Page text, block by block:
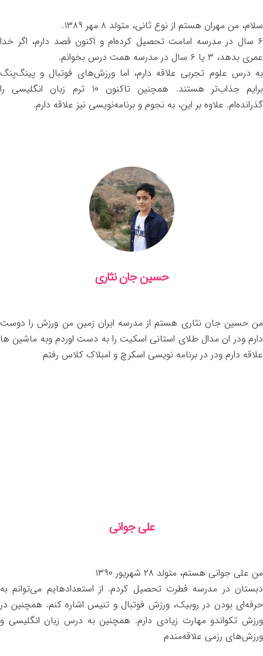
سلام، من مهران هستم از نوع ثانی، متولد ۸ مهر ۱۳۸۹.
۶ سال در مدرسه امامت تحصیل کرده‌ام و اکنون قصد دارم، اگر خدا
عمری بدهد، ۳ یا ۶ سال در مدرسه همت درس بخوانم.
به درس علوم تجربی علاقه دارم، اما ورزش‌های فوتبال و پینگ‌پنگ
برایم جذاب‌تر هستند. همچنین تاکنون ۱۰ ترم زبان انگلیسی را
گذرانده‌ام. علاوه بر این، به نجوم و برنامه‌نویسی نیز علاقه دارم.
حسین جان نثاری
من حسین جان نثاری هستم از مدرسه ایران زمین من ورزش را دوست
دارم ودر ان مدال طلای استانی اسکیت را به دست اوردم وبه ماشین ها
علاقه دارم ودر در برنامه نویسی اسکرچ و امبلاک کلاس رفتم
علی جوانی
من علی جوانی هستم، متولد ۲۸ شهریور ۱۳۹۰
دبستان در مدرسه فطرت تحصیل کردم. از استعدادهایم می‌توانم به
حرفه‌ای بودن در روبیک، ورزش فوتبال و تنیس اشاره کنم. همچنین در
ورزش تکواندو مهارت زیادی دارم. همچنین به درس زبان انگلیسی و
ورزش‌های رزمی علاقه‌مندم